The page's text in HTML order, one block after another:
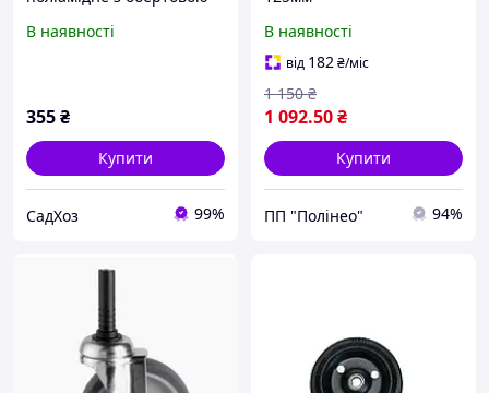
мм 100 кг. VOREL (87433)
В наявності
355₴
Купити
СадХоз 99%
В наявності
від 182₴/міс
1 092.50₴
1 150 ₴
Купити
ПП "Полінео" 94%